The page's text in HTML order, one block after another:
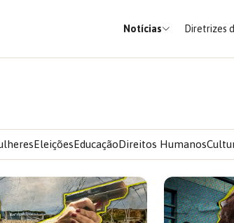
Notícias Diretrizes
EleiçõesEducaçãoDireitos Humanos